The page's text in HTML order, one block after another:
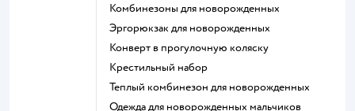
Комбинезоны для новорожденных
Эргорюкзак для новорожденных
Конверт в прогулочную коляску
Крестильный набор
Теплый комбинезон для новорожденных
Одежда для новорожденных мальчиков